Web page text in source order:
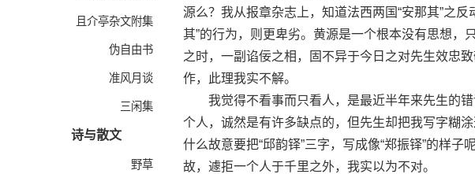
且介亭杂文附集
伪自由书
准风月谈
三闲集
诗与散文
野草
源么？我从报章杂志上，知道法西两国“安那其”之
其”的行为，则更卑劣。黄源是一个根本没有思想，
之时，一副谄佞之相，固不异于今日之对先生效忠
作，此理我实不解。
我觉得不看事而只看人，是最近半年来先生的错
个人，诚然是有许多缺点的，但先生却把我写字糊
什么故意要把“邱韵铎”三字，写成像“郑振铎”的样
故，遽拒一个人于千里之外，我实以为不对。